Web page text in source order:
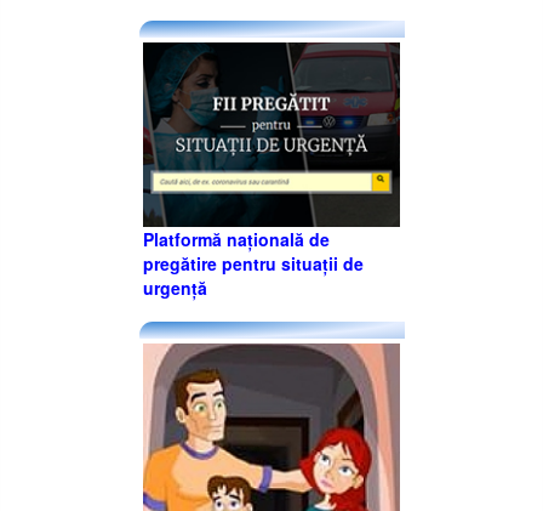
Platformă națională de
pregătire pentru situații de
urgență